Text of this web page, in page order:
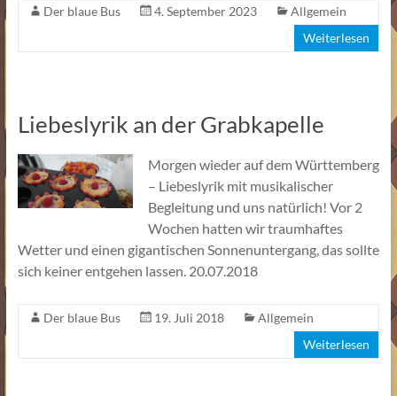
Der blaue Bus 4. September 2023
Allgemein
Weiterlesen
Liebeslyrik an der Grabkapelle
Morgen wieder auf dem Württemberg
– Liebeslyrik mit musikalischer
Begleitung und uns natürlich! Vor 2
Wochen hatten wir traumhaftes
Wetter und einen gigantischen Sonnenuntergang, das sollte
sich keiner entgehen lassen. 20.07.2018
Der blaue Bus 19. Juli 2018
Allgemein
Weiterlesen